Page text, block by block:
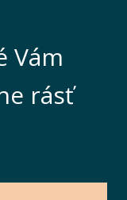
Vám
rásť